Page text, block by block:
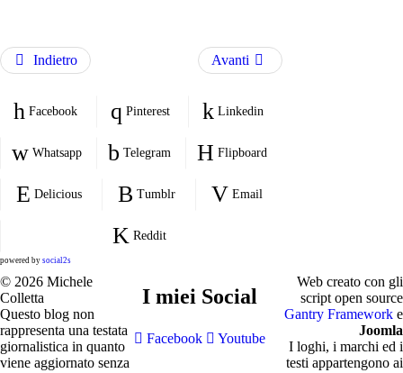
Indietro Avanti
Facebook Pinterest Linkedin
Whatsapp Telegram Flipboard
Delicious Tumblr Email
Reddit
powered by social2s
© 2026 Michele
Colletta
Questo blog non
rappresenta una testata
giornalistica in quanto
viene aggiornato senza
I miei Social
Facebook Youtube
Web creato con gli
script open source
Gantry Frameworke
Joomla
I loghi, i marchi ed i
testi appartengono ai